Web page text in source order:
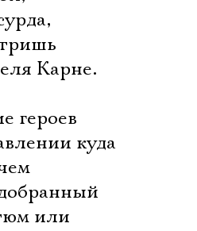
Карне.
героев
куда
или